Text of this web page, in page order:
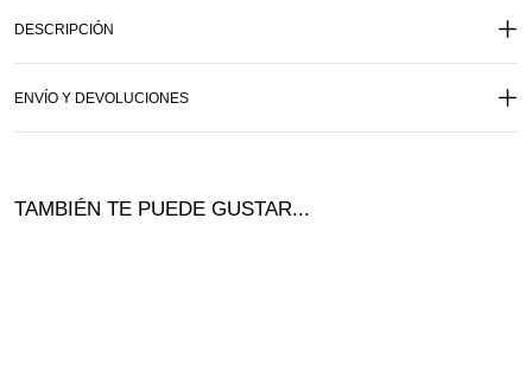
DESCRIPCIÓN
ENVÍO Y DEVOLUCIONES
TAMBIÉN TE PUEDE GUSTAR...